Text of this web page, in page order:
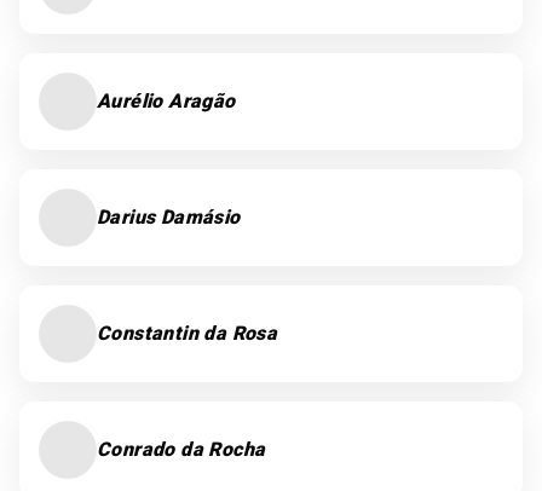
Aurélio Aragão
Darius Damásio
Constantin da Rosa
Conrado da Rocha